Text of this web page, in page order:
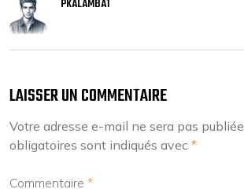
PKALAMBA1
LAISSER UN COMMENTAIRE
Votre adresse e-mail ne sera pas publiée.
obligatoires sont indiqués avec *
Commentaire *